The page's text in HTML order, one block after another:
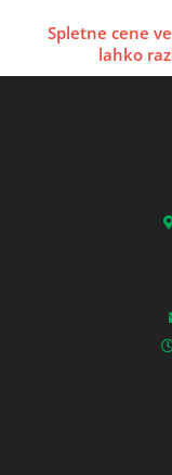
Spletne cene
lahko